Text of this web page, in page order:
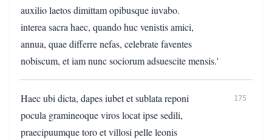
auxilio laetos dimittam opibusque iuvabo.
interea sacra haec, quando huc venistis amici,
annua, quae differre nefas, celebrate faventes
nobiscum, et iam nunc sociorum adsuescite mensis.'
Haec ubi dicta, dapes iubet et sublata reponi 175
pocula gramineoque viros locat ipse sedili,
praecipuumque toro et villosi pelle leonis